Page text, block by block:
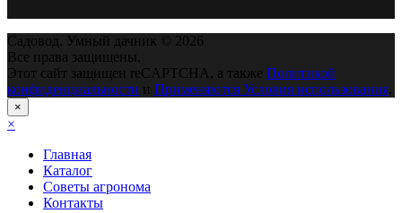
Садовод. Умный дачник © 2026
Все права защищены.
Этот сайт защищен reCAPTCHA, а также Политикой
конфиденциальности и Применяются Условия использования
×
×
Главная
Каталог
Советы агронома
Контакты